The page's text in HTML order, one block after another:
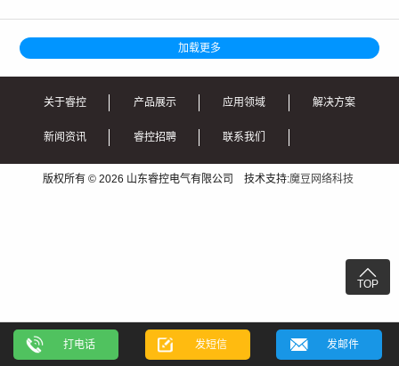
加载更多

TOP
关于睿控 产品展示 应用领域 解决方案
新闻资讯 睿控招聘 联系我们
版权所有 © 2026 山东睿控电气有限公司 技术支持:魔豆网络科技
打电话 发短信 发邮件